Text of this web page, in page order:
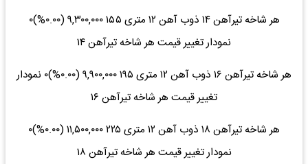
هر شاخه تیرآهن ۱۴ ذوب آهن ۱۲ متری ۱۵۵ ۹,۳۰۰,۰۰۰ (۰.۰۰%)۰
نمودار تغییر قیمت هر شاخه تیرآهن ۱۴
هر شاخه تیرآهن ۱۶ ذوب آهن ۱۲ متری ۱۹۵ ۹,۹۰۰,۰۰۰ (۰.۰۰%)۰ نمودار
تغییر قیمت هر شاخه تیرآهن ۱۶
هر شاخه تیرآهن ۱۸ ذوب آهن ۱۲ متری ۲۲۵ ۱۱,۵۰۰,۰۰۰ (۰.۰۰%)۰
نمودار تغییر قیمت هر شاخه تیرآهن ۱۸